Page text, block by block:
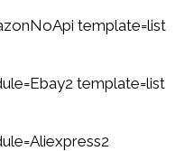
template=list
template=list